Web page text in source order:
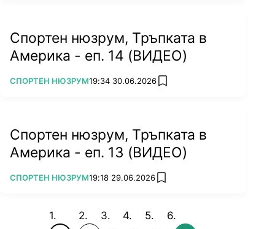
Спортен нюзрум, Тръпката в
Америка - еп. 14 (ВИДЕО)
ПОВЕЧЕ ОТ
СПОРТЕН НЮЗРУМ19:34 30.06.2026 add favorites
Спортен нюзрум, Тръпката в
Америка - еп. 13 (ВИДЕО)
ПОВЕЧЕ ОТ
СПОРТЕН НЮЗРУМ19:18 29.06.2026 add favorites